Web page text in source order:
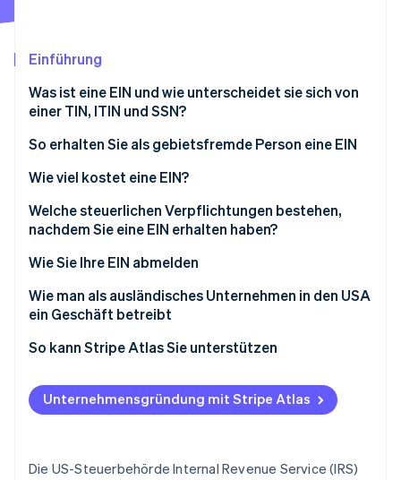
CO₂-Entnahme
Erfahren Sie, wie Stripe Lösungen für die
Jetzt ansehen
Einführung
Was ist eine EIN und wie unterscheidet sie sich von
einer TIN, ITIN und SSN?
So erhalten Sie als gebietsfremde Person eine EIN
Bestimmen Sie Ihre Berechtigung und
Das Formular SS-4 ausfüllen
Erforderliche Informationen erfassen
Wählen Sie die Antragsmethode
eine EIN beantragen
Wie viel kostet eine EIN?
Welche steuerlichen Verpflichtungen bestehen,
nachdem Sie eine EIN erhalten haben?
Wie Sie Ihre EIN abmelden
Wie man als ausländisches Unternehmen in den USA
ein Geschäft betreibt
So kann Stripe Atlas Sie unterstützen
Beantragung bei Atlas
Akzeptieren von Zahlungen und Bankgeschäften
Bargeldloser Erwerb von Gründeranteilen
Unternehmensgründung mit Stripe Atlas
Die US-Steuerbehörde Internal Revenue Service (IRS)